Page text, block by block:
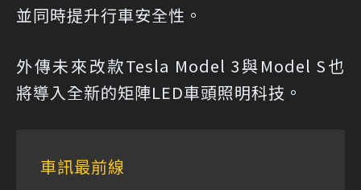
並同時提升行車安全性。
外傳未來改款Tesla Model 3與Model S也
將導入全新的矩陣LED車頭照明科技。
車訊最前線